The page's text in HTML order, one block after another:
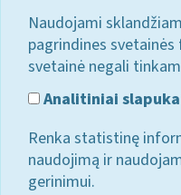
Naudojami
pagrindines svetainės
svetainė negali
Analitiniai
Renka statistinę
naudojimą ir
gerinimui.